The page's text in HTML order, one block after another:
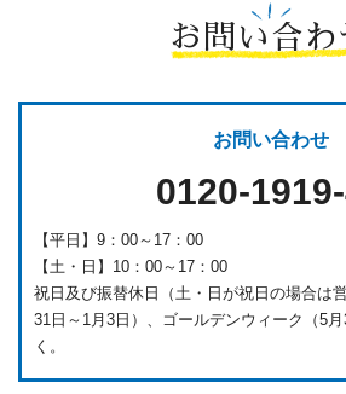
お問い合わ
お問い合わせ
0120-
【平日】9：00～17：00
【土・日】10：00～17：00
祝日及び振替休日（土・日が祝日の場合は
31日～1月3日）、ゴールデンウィーク（5
く。